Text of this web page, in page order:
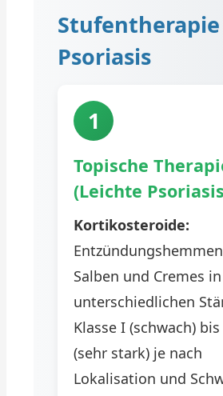
Psoriasis
1
Topische
(Leichte
Kortikosteroide:
Salben und Cremes in
unterschiedlichen
Klasse I (schwach)
(sehr stark) je nach
Lokalisation und